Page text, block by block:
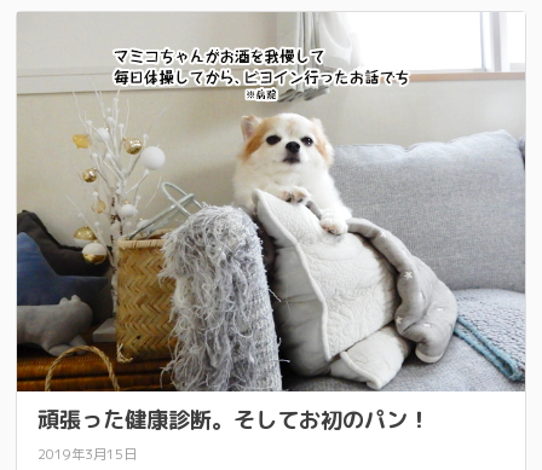
頑張った健康診断。そしてお初のパン！
2019年3月15日